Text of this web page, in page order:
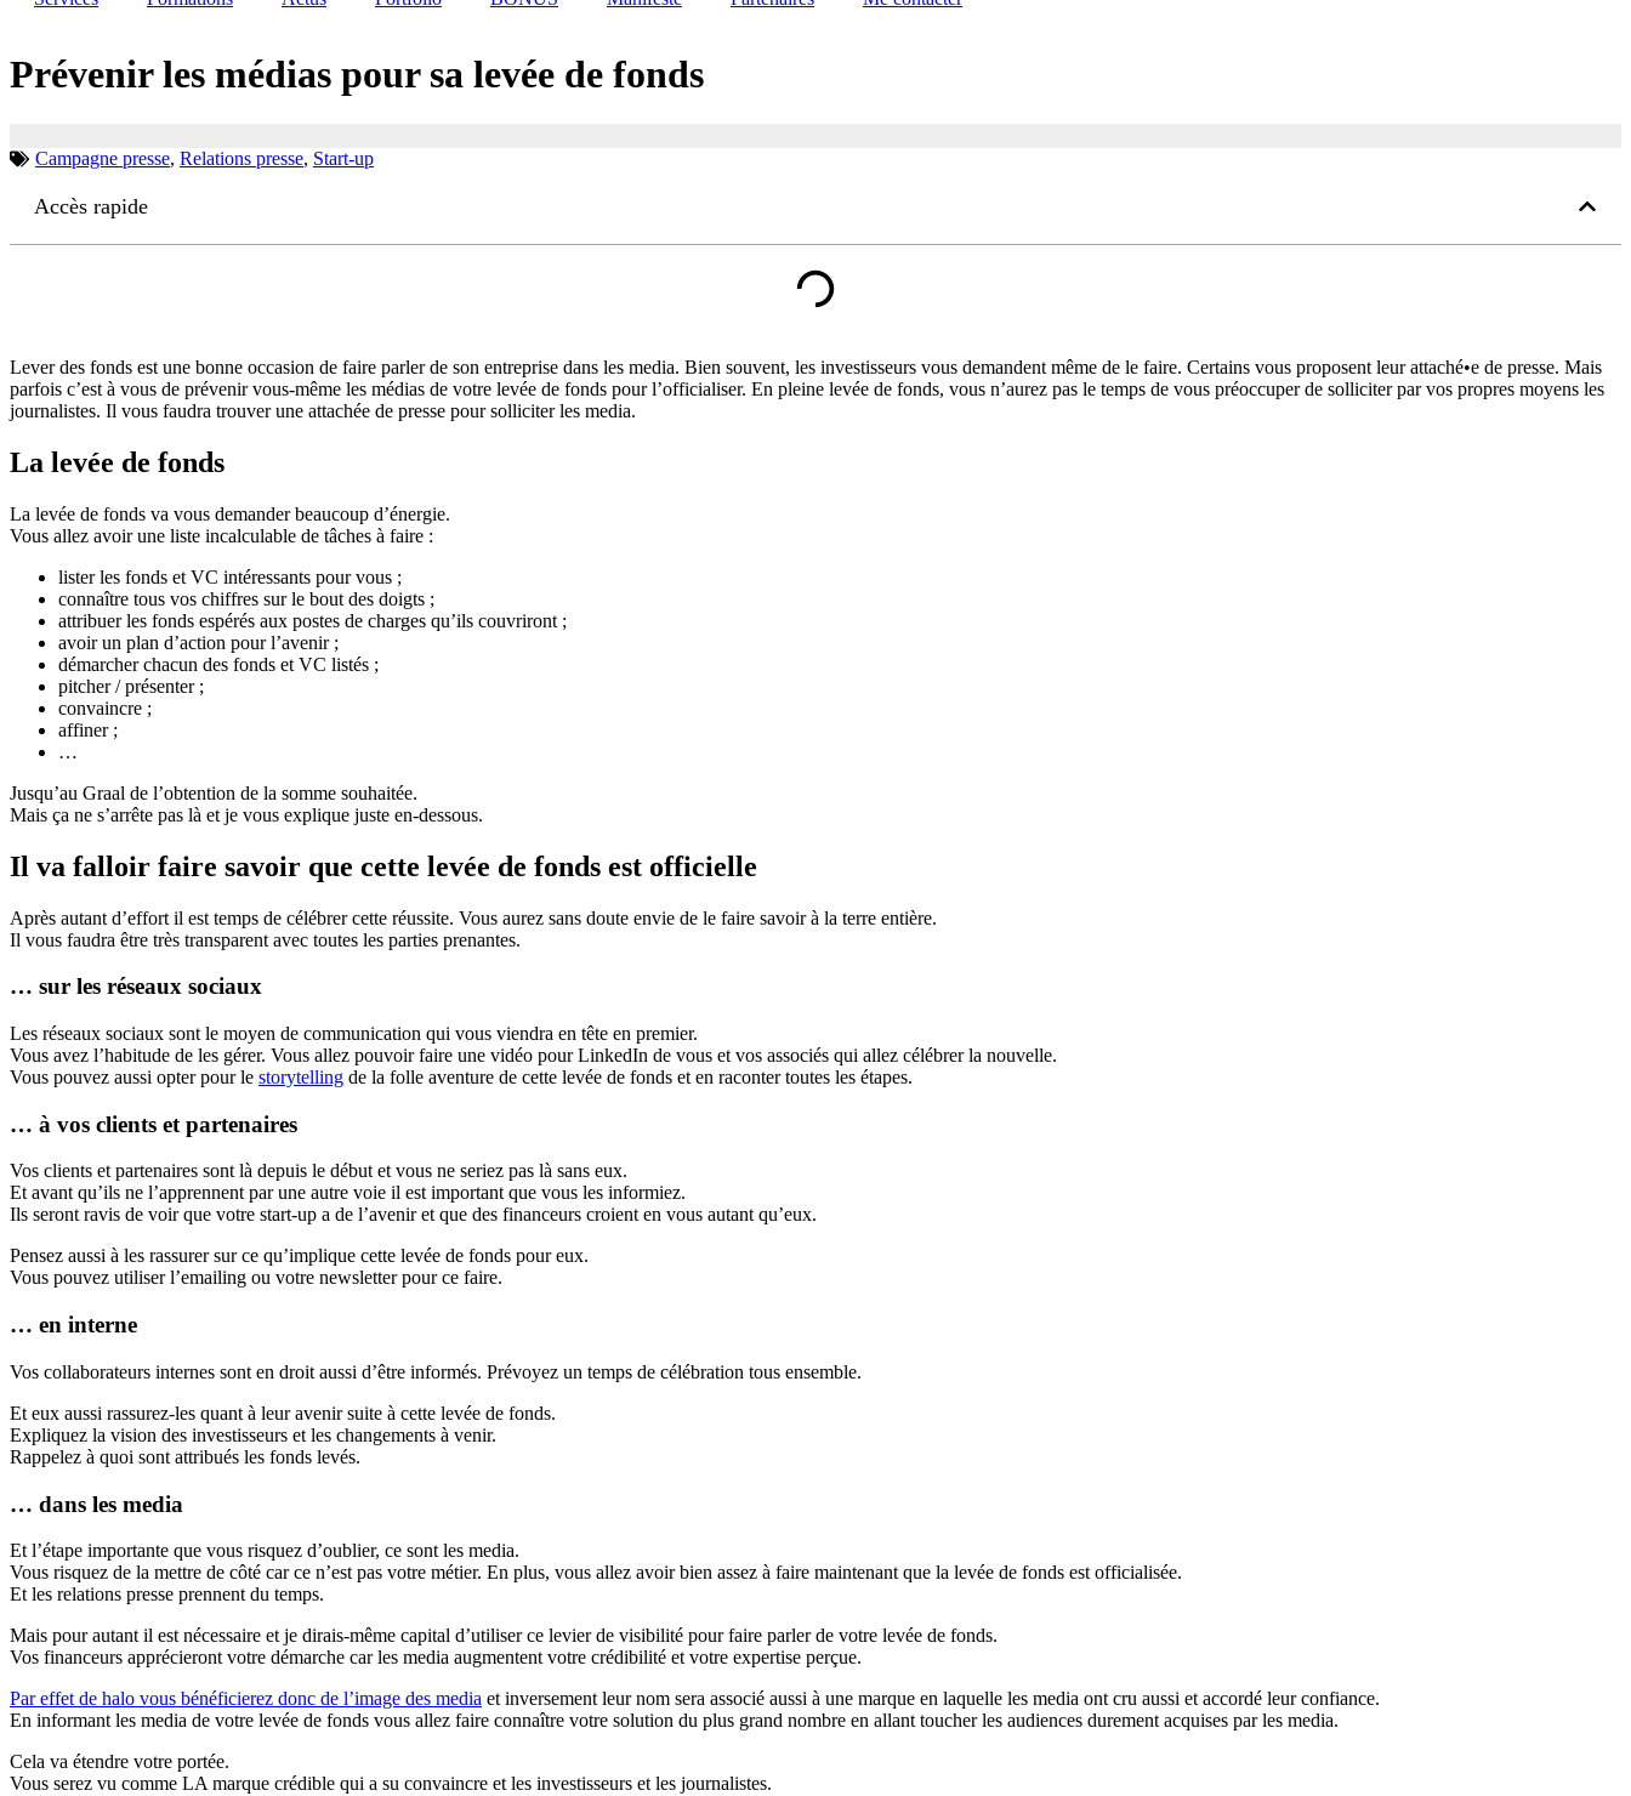
Prévenir les médias pour sa levée de fonds
Campagne presse, Relations presse, Start-up
Accès rapide
Lever des fonds est une bonne occasion de faire parler de son entreprise dans les media. Bien souvent, les investisseurs vous demandent même de le faire. Certains vous proposent leur attaché•e de presse. Mais
parfois c’est à vous de prévenir vous-même les médias de votre levée de fonds pour l’officialiser. En pleine levée de fonds, vous n’aurez pas le temps de vous préoccuper de solliciter par vos propres moyens les
journalistes. Il vous faudra trouver une attachée de presse pour solliciter les media.
La levée de fonds
La levée de fonds va vous demander beaucoup d’énergie.
Vous allez avoir une liste incalculable de tâches à faire :
lister les fonds et VC intéressants pour vous ;
connaître tous vos chiffres sur le bout des doigts ;
attribuer les fonds espérés aux postes de charges qu’ils couvriront ;
avoir un plan d’action pour l’avenir ;
démarcher chacun des fonds et VC listés ;
pitcher / présenter ;
convaincre ;
affiner ;
…
Jusqu’au Graal de l’obtention de la somme souhaitée.
Mais ça ne s’arrête pas là et je vous explique juste en-dessous.
Il va falloir faire savoir que cette levée de fonds est officielle
Après autant d’effort il est temps de célébrer cette réussite. Vous aurez sans doute envie de le faire savoir à la terre entière.
Il vous faudra être très transparent avec toutes les parties prenantes.
… sur les réseaux sociaux
Les réseaux sociaux sont le moyen de communication qui vous viendra en tête en premier.
Vous avez l’habitude de les gérer. Vous allez pouvoir faire une vidéo pour LinkedIn de vous et vos associés qui allez célébrer la nouvelle.
Vous pouvez aussi opter pour le storytelling de la folle aventure de cette levée de fonds et en raconter toutes les étapes.
… à vos clients et partenaires
Vos clients et partenaires sont là depuis le début et vous ne seriez pas là sans eux.
Et avant qu’ils ne l’apprennent par une autre voie il est important que vous les informiez.
Ils seront ravis de voir que votre start-up a de l’avenir et que des financeurs croient en vous autant qu’eux.
Pensez aussi à les rassurer sur ce qu’implique cette levée de fonds pour eux.
Vous pouvez utiliser l’emailing ou votre newsletter pour ce faire.
… en interne
Vos collaborateurs internes sont en droit aussi d’être informés. Prévoyez un temps de célébration tous ensemble.
Et eux aussi rassurez-les quant à leur avenir suite à cette levée de fonds.
Expliquez la vision des investisseurs et les changements à venir.
Rappelez à quoi sont attribués les fonds levés.
… dans les media
Et l’étape importante que vous risquez d’oublier, ce sont les media.
Vous risquez de la mettre de côté car ce n’est pas votre métier. En plus, vous allez avoir bien assez à faire maintenant que la levée de fonds est officialisée.
Et les relations presse prennent du temps.
Mais pour autant il est nécessaire et je dirais-même capital d’utiliser ce levier de visibilité pour faire parler de votre levée de fonds.
Vos financeurs apprécieront votre démarche car les media augmentent votre crédibilité et votre expertise perçue.
Par effet de halo vous bénéficierez donc de l’image des media et inversement leur nom sera associé aussi à une marque en laquelle les media ont cru aussi et accordé leur confiance.
En informant les media de votre levée de fonds vous allez faire connaître votre solution du plus grand nombre en allant toucher les audiences durement acquises par les media.
Cela va étendre votre portée.
Vous serez vu comme LA marque crédible qui a su convaincre et les investisseurs et les journalistes.